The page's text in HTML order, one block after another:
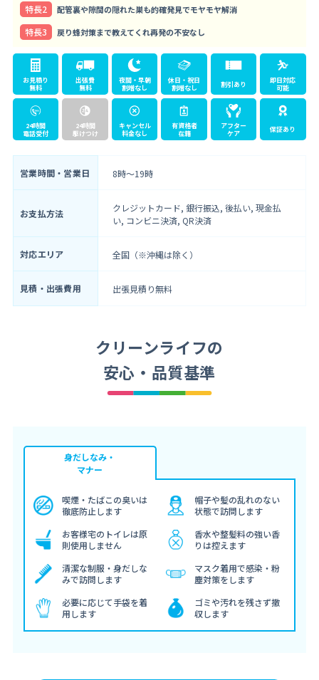
特⻑2 配管裏や隙間の隠れた巣も的確発見でモヤモヤ解消
特⻑3 戻り蜂対策まで教えてくれ再発の不安なし
お見積り
無料
出張費
無料
夜間・早朝
割増なし
休日・祝日
割増なし
割引あり
即日対応
可能
24時間
電話受付
24時間
駆けつけ
キャンセル
料金なし
有資格者
在籍
アフター
ケア
保証あり
営業時間・営業日 8時～19時
お支払方法
クレジットカード, 銀行振込, 後払い, 現金払
い, コンビニ決済, QR決済
対応エリア 全国（※沖縄は除く）
見積・出張費用 出張見積り無料
クリーンライフの
安心・品質基準
身だしなみ・
マナー
喫煙・たばこの臭いは
徹底防止します
帽子や髪の乱れのない
状態で訪問します
お客様宅のトイレは原
則使用しません
香水や整髪料の強い香
りは控えます
清潔な制服・身だしな
みで訪問します
マスク着用で感染・粉
塵対策をします
必要に応じて手袋を着
用します
ゴミや汚れを残さず撤
収します